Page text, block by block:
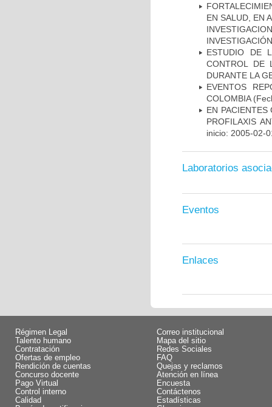
EN SALUD, EN
ESTUDIO DE
CONTROL DE
DURANTE LA
EVENTOS
COLOMBIA
EN PACIENTES
PROFILAXIS
inicio: 2005-02-
Laboratorios
Eventos
Enlaces
Régimen Legal
Talento humano
Contratación
Ofertas de empleo
Rendición de cuentas
Concurso docente
Pago Virtual
Control interno
Calidad
Correo institucional
Mapa del sitio
Redes Sociales
FAQ
Quejas y reclamos
Atención en línea
Encuesta
Contáctenos
Estadísticas